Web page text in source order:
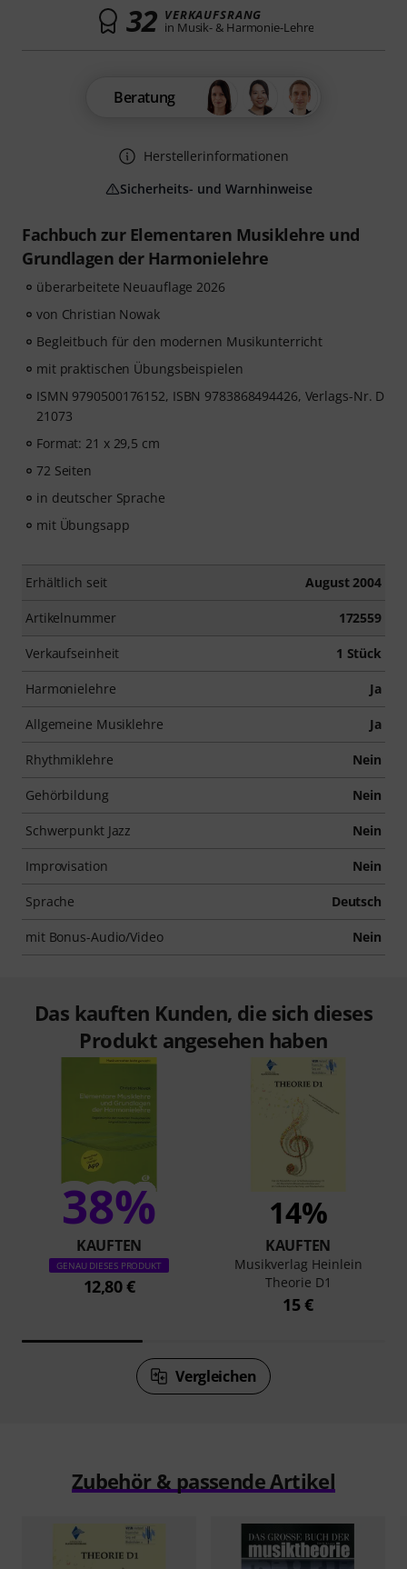
Fachbuch zur Elementaren Musiklehre und
Grundlagen der Harmonielehre
überarbeitete Neuauflage 2026
von Christian Nowak
Begleitbuch für den modernen Musikunterricht
mit praktischen Übungsbeispielen
ISMN 9790500176152, ISBN 9783868494426, Verlags-Nr. D
21073
Format: 21 x 29,5 cm
72 Seiten
in deutscher Sprache
mit Übungsapp
Erhältlich seit August 2004
Artikelnummer 172559
Verkaufseinheit 1 Stück
Harmonielehre Ja
Allgemeine Musiklehre Ja
Rhythmiklehre Nein
Gehörbildung Nein
Schwerpunkt Jazz Nein
Improvisation Nein
Sprache Deutsch
mit Bonus-Audio/Video Nein
32 VERKAUFSRANG
in Musik- & Harmonie-Lehre
Beratung
Herstellerinformationen
Sicherheits- und Warnhinweise
Das kauften Kunden, die sich dieses
Produkt angesehen haben
38%
KAUFTEN
GENAU DIESES PRODUKT
12,80 €
14%
KAUFTEN
Musikverlag Heinlein
Theorie D1
15 €
Vergleichen
Zubehör & passende Artikel